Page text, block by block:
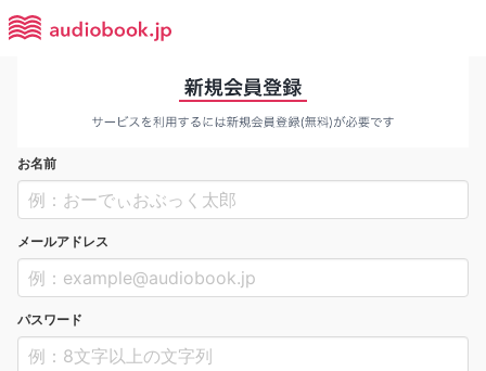
お名前
メールアドレス
パスワード